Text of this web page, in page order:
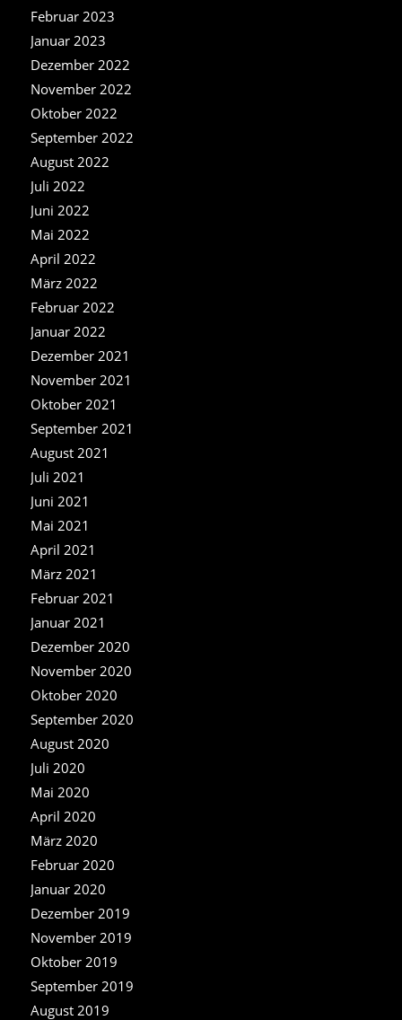
Februar 2023
Januar 2023
Dezember 2022
November 2022
Oktober 2022
September 2022
August 2022
Juli 2022
Juni 2022
Mai 2022
April 2022
März 2022
Februar 2022
Januar 2022
Dezember 2021
November 2021
Oktober 2021
September 2021
August 2021
Juli 2021
Juni 2021
Mai 2021
April 2021
März 2021
Februar 2021
Januar 2021
Dezember 2020
November 2020
Oktober 2020
September 2020
August 2020
Juli 2020
Mai 2020
April 2020
März 2020
Februar 2020
Januar 2020
Dezember 2019
November 2019
Oktober 2019
September 2019
August 2019